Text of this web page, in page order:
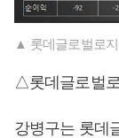
▲ 롯데글로벌로
△롯데글로벌
강병구는 롯데